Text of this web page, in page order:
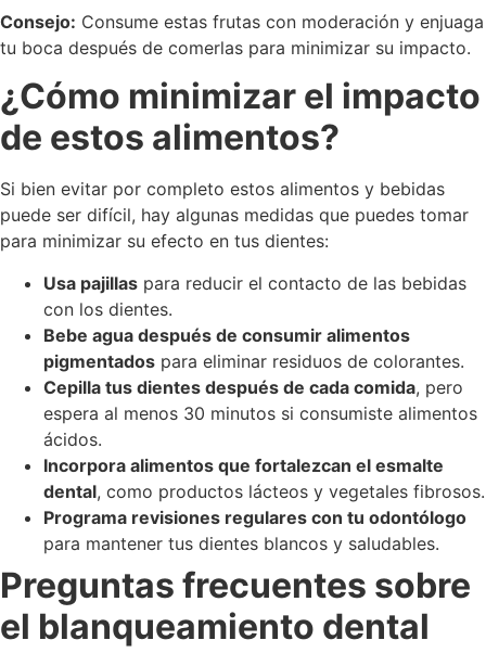
Consejo: Consume estas frutas con moderación y enjuaga
tu boca después de comerlas para minimizar su impacto.
¿Cómo minimizar el impacto
de estos alimentos?
Si bien evitar por completo estos alimentos y bebidas
puede ser difícil, hay algunas medidas que puedes tomar
para minimizar su efecto en tus dientes:
Usa pajillas para reducir el contacto de las bebidas
con los dientes.
Bebe agua después de consumir alimentos
pigmentados para eliminar residuos de colorantes.
Cepilla tus dientes después de cada comida, pero
espera al menos 30 minutos si consumiste alimentos
ácidos.
Incorpora alimentos que fortalezcan el esmalte
dental, como productos lácteos y vegetales fibrosos.
Programa revisiones regulares con tu odontólogo
para mantener tus dientes blancos y saludables.
Preguntas frecuentes sobre
el blanqueamiento dental